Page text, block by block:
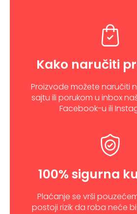
Kako naručiti
Proizvode možete naručiti
sajtu ili porukom u inbox
Facebook-u ili
100% sigurna
Plaćanje se vrši
postoji rizik da roba neće